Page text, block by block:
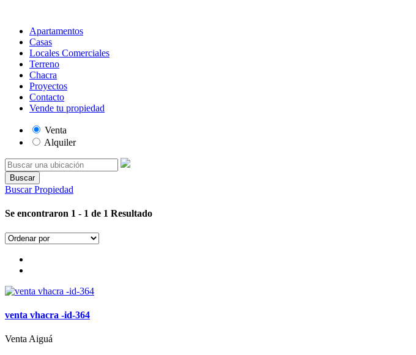
Apartamentos
Casas
Locales Comerciales
Terreno
Chacra
Proyectos
Contacto
Vende tu propiedad
Venta
Alquiler
Buscar
Buscar Propiedad
Se encontraron 1 - 1 de 1 Resultado
venta vhacra -id-364
Venta Aiguá